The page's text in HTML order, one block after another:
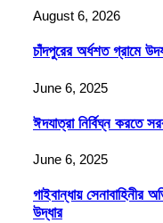
August 6, 2026
চাঁদপুরের অর্ধশত গ্রামে
June 6, 2025
ঈদযাত্রা নির্বিঘ্ন করতে
June 6, 2025
গাইবান্ধায় সেনাবাহিনীর
উদ্ধার